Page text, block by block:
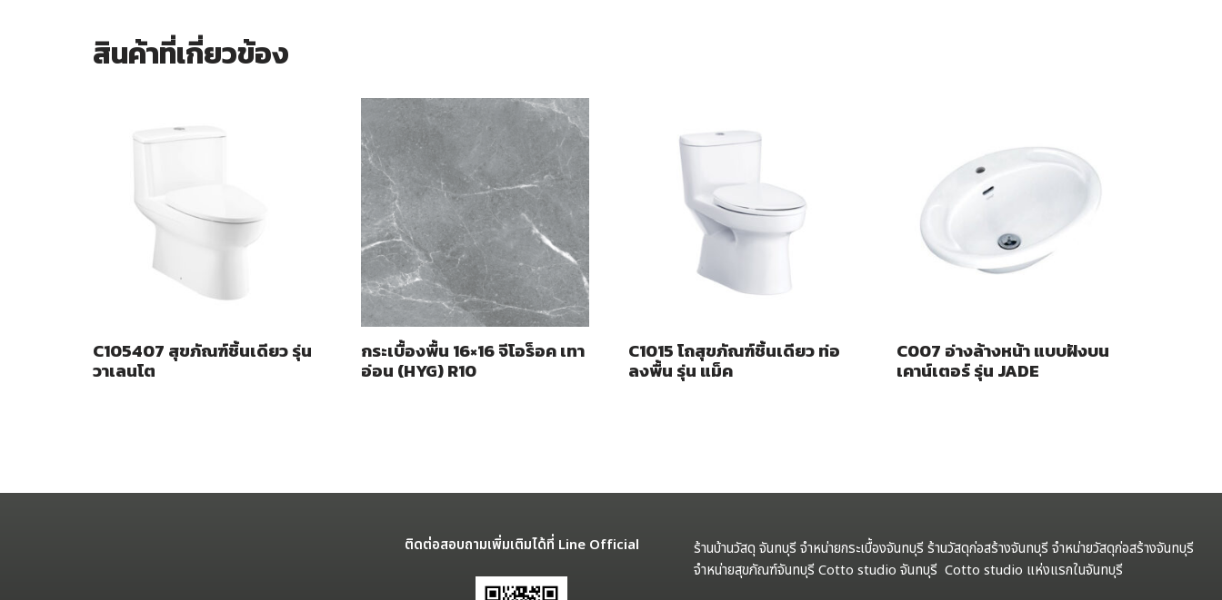
สินค้าที่เกี่ยวข้อง
C105407 สุขภัณฑ์ชิ้นเดียว รุ่น
วาเลนโต
กระเบื้องพื้น 16×16 จีโอร็อค เทา
อ่อน (HYG) R10
C1015 โถสุขภัณฑ์ชิ้นเดียว ท่อ
ลงพื้น รุ่น แม็ค
C007 อ่างล้างหน้า แบบฝังบน
เคาน์เตอร์ รุ่น JADE
ติดต่อสอบถามเพิ่มเติมได้ที่ Line Official
ร้านบ้านวัสดุ จันทบุรี จำหน่ายกระเบื้องจันทบุรี ร้านวัสดุก่อสร้างจันทบุรี จำหน่ายวัสดุก่อสร้างจันทบุรี
จำหน่ายสุขภัณฑ์จันทบุรี Cotto studio จันทบุรี Cotto studio แห่งแรกในจันทบุรี